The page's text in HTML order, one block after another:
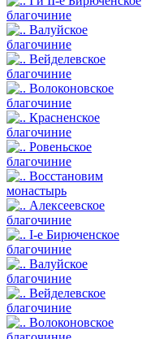
благочиние
Валуйское
благочиние
Вейделевское
благочиние
Волоконовское
благочиние
Красненское
благочиние
Ровеньское
благочиние
Восстановим
монастырь
Алексеевское
благочиние
I-е Бирюченское
благочиние
Валуйское
благочиние
Вейделевское
благочиние
Волоконовское